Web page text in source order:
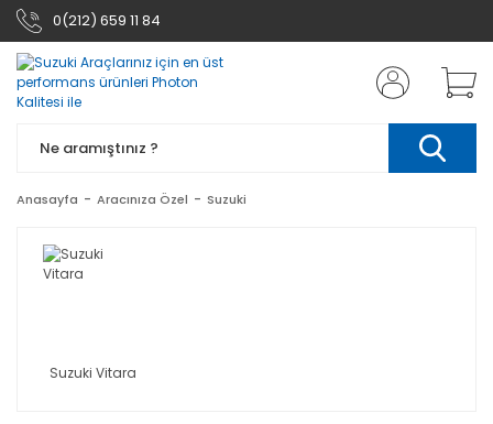
0(212) 659 11 84
Anasayfa Aracınıza Özel Suzuki
Suzuki Vitara